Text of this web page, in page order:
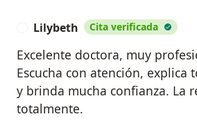
Lilybeth Cita verificada
Excelente doctora, muy
Escucha con atención, explica
y brinda mucha confianza. La
totalmente.